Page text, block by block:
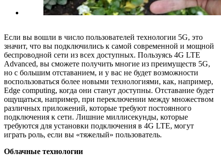
Если вы вошли в число пользователей технологии 5G, это
значит, что вы подключились к самой современной и мощной
беспроводной сети из всех доступных. Пользуясь 4G LTE
Advanced, вы сможете получить многие из преимуществ 5G,
но с большим отставанием, и у вас не будет возможности
воспользоваться более новыми технологиями, как, например,
Edge computing, когда они станут доступны. Отставание будет
ощущаться, например, при переключении между множеством
различных приложений, которые требуют постоянного
подключения к сети. Лишние миллисекунды, которые
требуются для установки подключения в 4G LTE, могут
играть роль, если вы «тяжелый» пользователь.
Облачные технологии